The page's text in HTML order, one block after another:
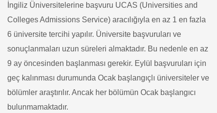
İngiliz Üniversitelerine başvuru UCAS (Universities and
Colleges Admissions Service) aracılığıyla en az 1 en fazla
6 üniversite tercihi yapılır. Üniversite başvuruları ve
sonuçlanmaları uzun süreleri almaktadır. Bu nedenle en az
9 ay öncesinden başlanması gerekir. Eylül başvuruları için
geç kalınması durumunda Ocak başlangıçlı üniversiteler ve
bölümler araştırılır. Ancak her bölümün Ocak başlangıcı
bulunmamaktadır.